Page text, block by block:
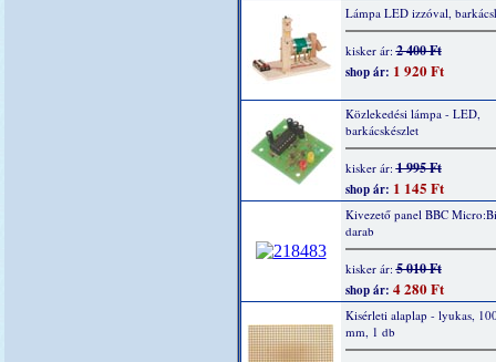
Lámpa LED izzóval,
kisker ár:2 400 Ft
shop ár: 1 920 Ft
Közlekedési lámpa - LED,
barkácskészlet
kisker ár:1 995 Ft
shop ár: 1 145 Ft
Kivezető panel BBC
darab
kisker ár:5 010 Ft
shop ár: 4 280 Ft
Kisérleti alaplap - lyukas,
mm, 1 db